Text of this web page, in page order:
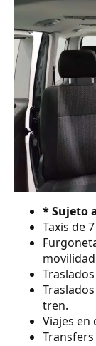
* Sujeto
Taxis de
tren.
Viajes en